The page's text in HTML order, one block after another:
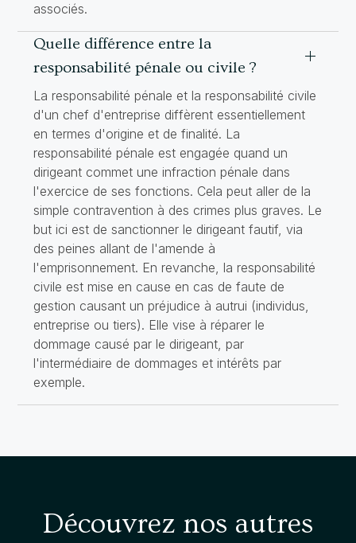
associés.
Quelle différence entre la
responsabilité pénale ou civile ?
La responsabilité pénale et la responsabilité civile
d'un chef d'entreprise diffèrent essentiellement
en termes d'origine et de finalité. La
responsabilité pénale est engagée quand un
dirigeant commet une infraction pénale dans
l'exercice de ses fonctions. Cela peut aller de la
simple contravention à des crimes plus graves. Le
but ici est de sanctionner le dirigeant fautif, via
des peines allant de l'amende à
l'emprisonnement. En revanche, la responsabilité
civile est mise en cause en cas de faute de
gestion causant un préjudice à autrui (individus,
entreprise ou tiers). Elle vise à réparer le
dommage causé par le dirigeant, par
l'intermédiaire de dommages et intérêts par
exemple.
Découvrez nos autres